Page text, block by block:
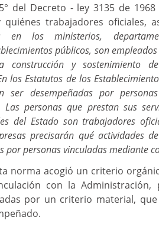
del Decreto - ley 3135 de
quiénes trabajadores oficiales,
en los ministerios,
públicos, son
construcción y sostenimiento
los Estatutos de los
ser desempeñadas por
Las personas que prestan sus
del Estado son trabajadores
precisarán qué actividades
por personas vinculadas mediante
norma acogió un criterio
con la Administración,
por un criterio material,